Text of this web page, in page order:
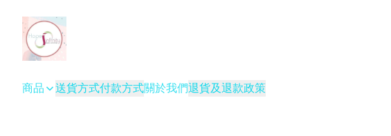
商品 送貨方式付款方式關於我們退貨及退款政策